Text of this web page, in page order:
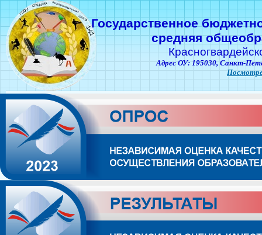
Государственное
средняя
Адрес ОУ: 195030, Санкт-